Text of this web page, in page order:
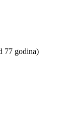
77 godina)